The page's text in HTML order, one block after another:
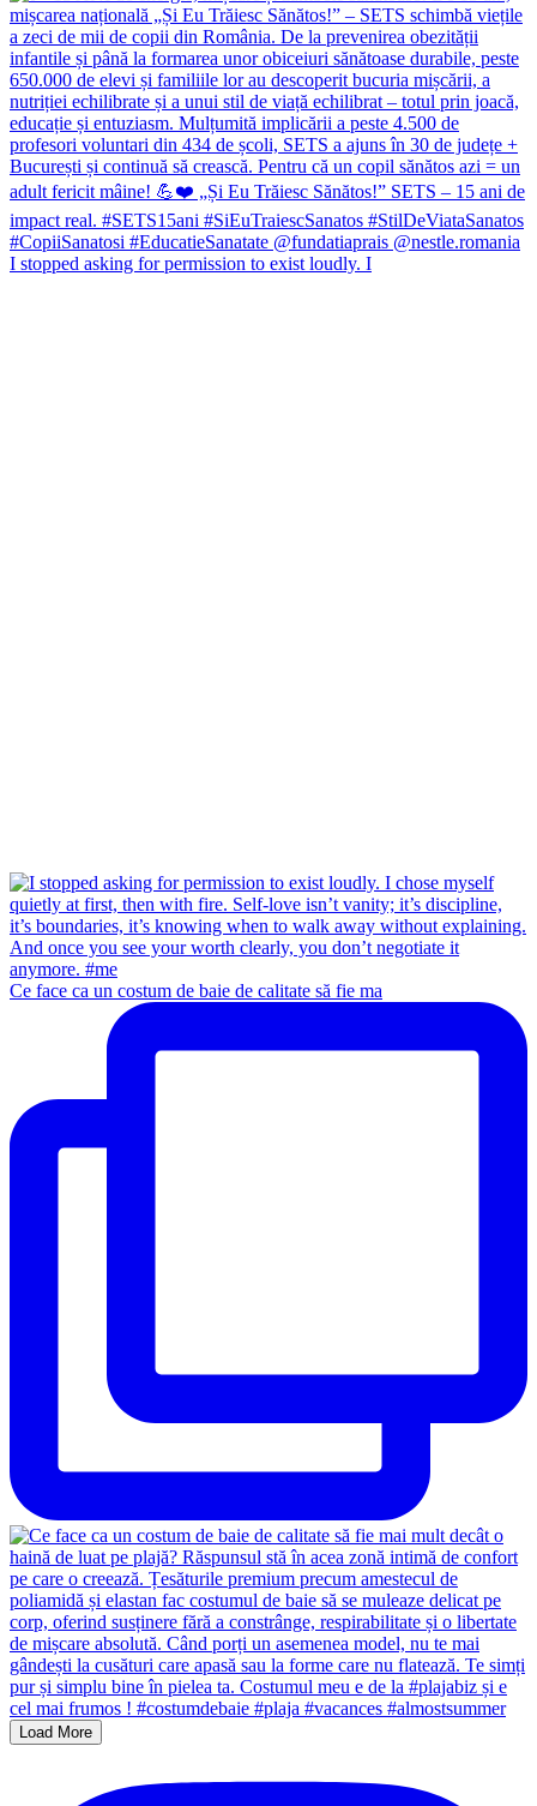
I stopped asking for permission to exist loudly. I
Ce face ca un costum de baie de calitate să fie ma
Load More